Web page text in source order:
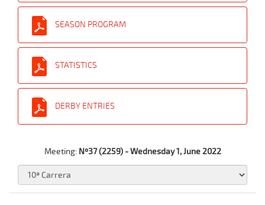
SEASON PROGRAM
STATISTICS
DERBY ENTRIES
Meeting: Nº37 (2259) - Wednesday 1, June 2022